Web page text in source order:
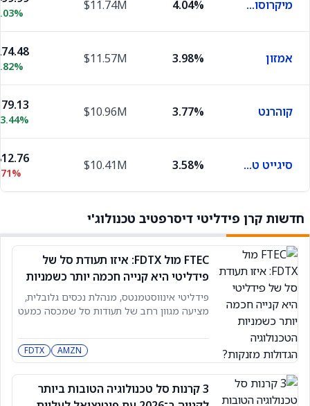
מיקרוסופט 4.04%
$11.74M
אמזון 3.98%
$11.57M
קוהרנט 3.77%
$10.96M
סיגייט טכנולוג'י 3.58%
$10.41M
חדשות קרן פידליטי דיסרפטיב טכנולוג'י
FTEC מול FDTX: איזו תעודת סל של
פידליטי היא קנייה חכמה יותר כשמניות
הטכנולוגיה הגדולות מזנקות?
פידליטי אינווסטמנטס, מנהלת נכסים גלובלית,
מציעה מגוון רחב של תעודות סל שמכסה כמעט
טכנולוגיה, כמו פידליטי MSCI אינפורמיישן
טכנולוג׳י אינדקס (FTEC) ו-Fidelity Disruptive
Technology ETF (FDTX). כשמניות
לעלות, אחרי שורה של דוחות חזקים ביולי
AMZN
FDTX
3 קרנות סל טכנולוגיה הטובות ביותר